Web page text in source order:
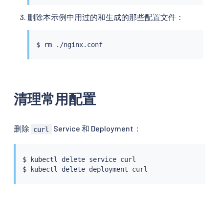
删除本示例中用过的和生成的那些配置文件：
$ rm ./nginx.conf
清理常用配置
删除 curl Service 和 Deployment：
$ kubectl delete service curl
$
kubectl delete deployment curl